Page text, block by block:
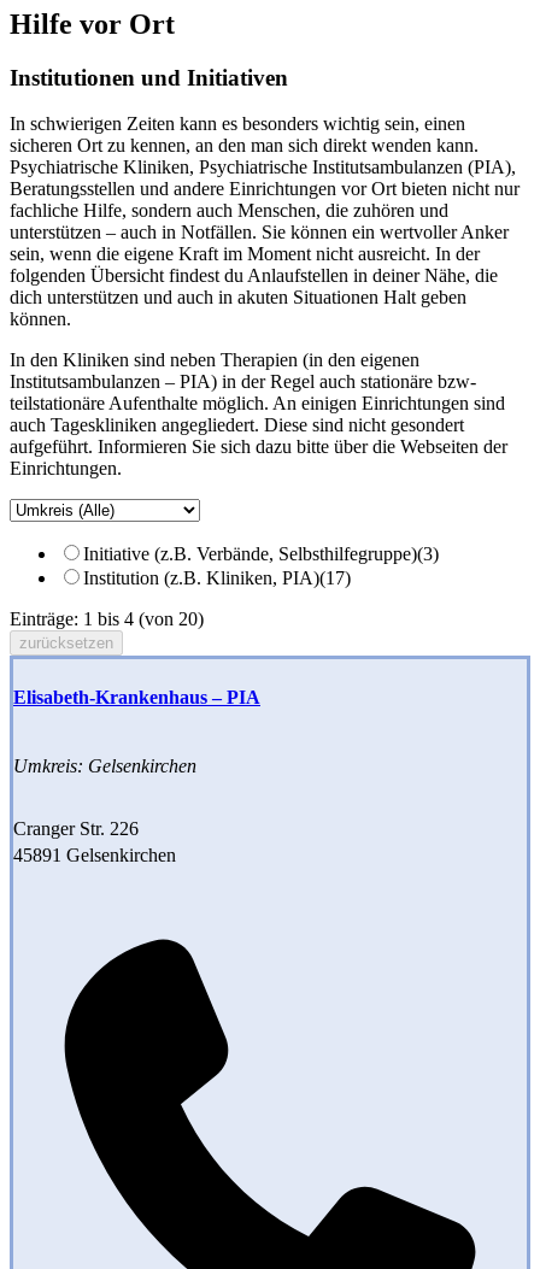
Hilfe vor Ort
Institutionen und Initiativen
In schwierigen Zeiten kann es besonders wichtig sein, einen
sicheren Ort zu kennen, an den man sich direkt wenden kann.
Psychiatrische Kliniken, Psychiatrische Institutsambulanzen (PIA),
Beratungsstellen und andere Einrichtungen vor Ort bieten nicht nur
fachliche Hilfe, sondern auch Menschen, die zuhören und
unterstützen – auch in Notfällen. Sie können ein wertvoller Anker
sein, wenn die eigene Kraft im Moment nicht ausreicht. In der
folgenden Übersicht findest du Anlaufstellen in deiner Nähe, die
dich unterstützen und auch in akuten Situationen Halt geben
können.
In den Kliniken sind neben Therapien (in den eigenen
Institutsambulanzen – PIA) in der Regel auch stationäre bzw-
teilstationäre Aufenthalte möglich. An einigen Einrichtungen sind
auch Tageskliniken angegliedert. Diese sind nicht gesondert
aufgeführt. Informieren Sie sich dazu bitte über die Webseiten der
Einrichtungen.
Initiative (z.B. Verbände, Selbsthilfegruppe)(3)
Institution (z.B. Kliniken, PIA)(17)
Einträge: 1 bis 4 (von 20)
zurücksetzen
Elisabeth-Krankenhaus – PIA
Umkreis: Gelsenkirchen
Cranger Str. 226
45891 Gelsenkirchen